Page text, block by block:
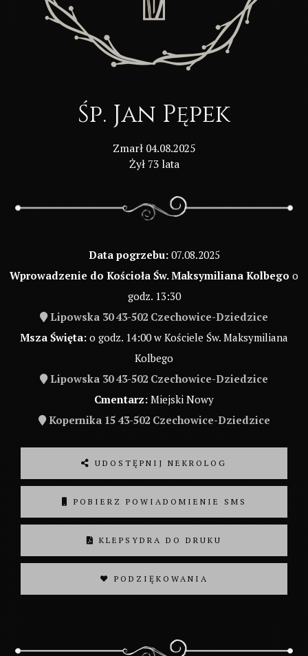
Śp. Jan Pępek
Zmarł 04.08.2025
Żył 73 lata
Data pogrzebu:07.08.2025
Wprowadzenie do Kościoła Św. Maksymiliana Kolbego o
godz. 13:30
Lipowska 30 43-502 Czechowice-Dziedzice
Msza Święta: o godz. 14:00 w Kościele Św. Maksymiliana
Kolbego
Lipowska 30 43-502 Czechowice-Dziedzice
Cmentarz: Miejski Nowy
Kopernika 15 43-502 Czechowice-Dziedzice
UDOSTĘPNIJ NEKROLOG
POBIERZ POWIADOMIENIE SMS
KLEPSYDRA DO DRUKU
❤ PODZIĘKOWANIA